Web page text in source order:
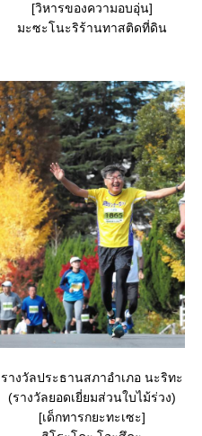
[วิหารของความอบอุ่น]
มะซะโนะริร้านทาสติดที่ดิน
รางวัลประธานสภาอำเภอ นะริทะ
(รางวัลยอดเยี่ยมส่วนใบไม้ร่วง)
[เด็กทารกยะทะเซะ]